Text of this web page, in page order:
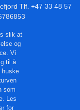
Tlf. +47 33 48 57
slik at
og
Vi
til å
huske
som
Les
for